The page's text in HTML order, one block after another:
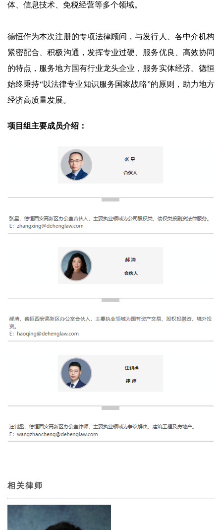
体、信息技术、免税经营等多个领域。
德恒作为本次注册的专项法律顾问，与发行人、各中介机构
紧密配合、积极沟通，发挥专业过硬、服务优良、高效协同
的特点，服务地方国有行业龙头企业，服务实体经济。德恒
始终秉持“以法律专业知识服务国家战略”的原则，助力地方
经济高质量发展。
项目组主要成员介绍：
相关律师